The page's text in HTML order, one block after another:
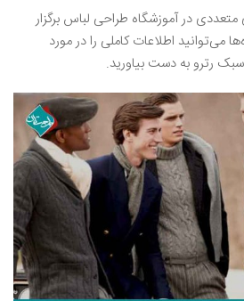
متعددی در آموزشگاه طراحی لباس برگزار
می‌توانید اطلاعات کاملی را در مورد
رترو به دست بیاورید.